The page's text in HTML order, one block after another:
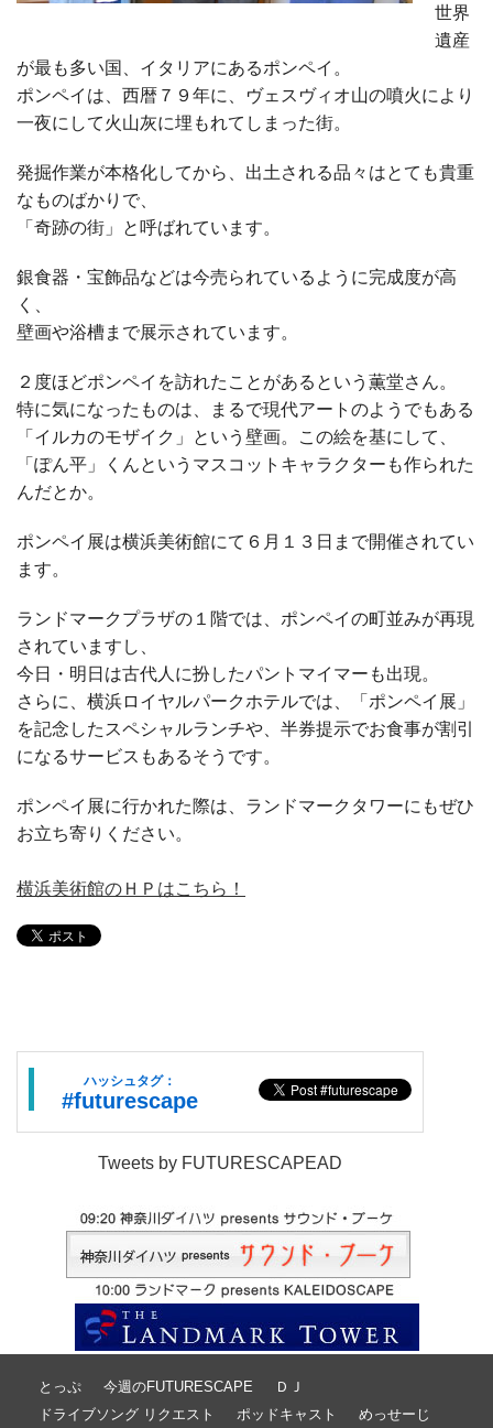
世界
遺産
が最も多い国、イタリアにあるポンペイ。
ポンペイは、西暦７９年に、ヴェスヴィオ山の噴火により
一夜にして火山灰に埋もれてしまった街。
発掘作業が本格化してから、出土される品々はとても貴重
なものばかりで、
「奇跡の街」と呼ばれています。
銀食器・宝飾品などは今売られているように完成度が高
く、
壁画や浴槽まで展示されています。
２度ほどポンペイを訪れたことがあるという薫堂さん。
特に気になったものは、まるで現代アートのようでもある
「イルカのモザイク」という壁画。この絵を基にして、
「ぽん平」くんというマスコットキャラクターも作られた
んだとか。
ポンペイ展は横浜美術館にて６月１３日まで開催されてい
ます。
ランドマークプラザの１階では、ポンペイの町並みが再現
されていますし、
今日・明日は古代人に扮したパントマイマーも出現。
さらに、横浜ロイヤルパークホテルでは、「ポンペイ展」
を記念したスペシャルランチや、半券提示でお食事が割引
になるサービスもあるそうです。
ポンペイ展に行かれた際は、ランドマークタワーにもぜひ
お立ち寄りください。
横浜美術館のＨＰはこちら！
ハッシュタグ：
#futurescape
Tweets by FUTURESCAPEAD
とっぷ 今週のFUTURESCAPE
ＤＪ
ドライブソング リクエスト
ポッドキャスト めっせーじ